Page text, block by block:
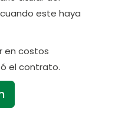
este haya
en costos
el contrato.